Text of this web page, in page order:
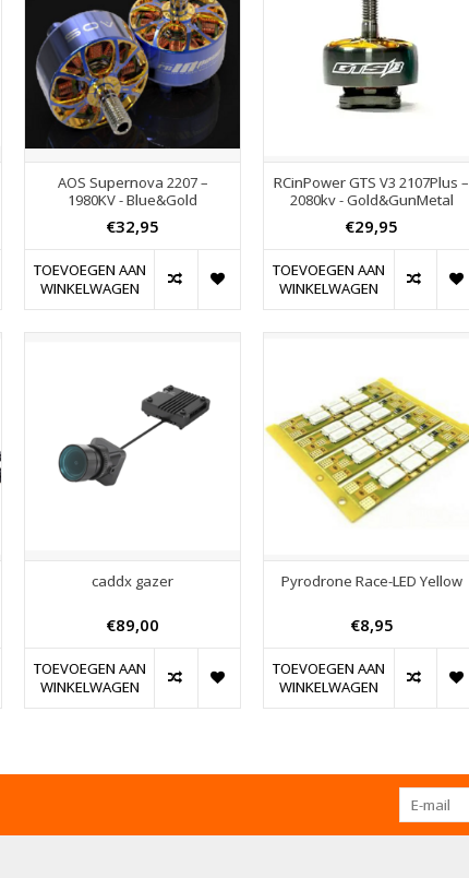
AOS Supernova 2207 –
1980KV - Blue&Gold
€32,95
TOEVOEGEN AAN
WINKELWAGEN
RCinPower GTS V3 2107Plus –
2080kv - Gold&GunMetal
€29,95
TOEVOEGEN AAN
WINKELWAGEN
caddx gazer
€89,00
TOEVOEGEN AAN
WINKELWAGEN
Pyrodrone Race-LED Yellow
€8,95
TOEVOEGEN AAN
WINKELWAGEN